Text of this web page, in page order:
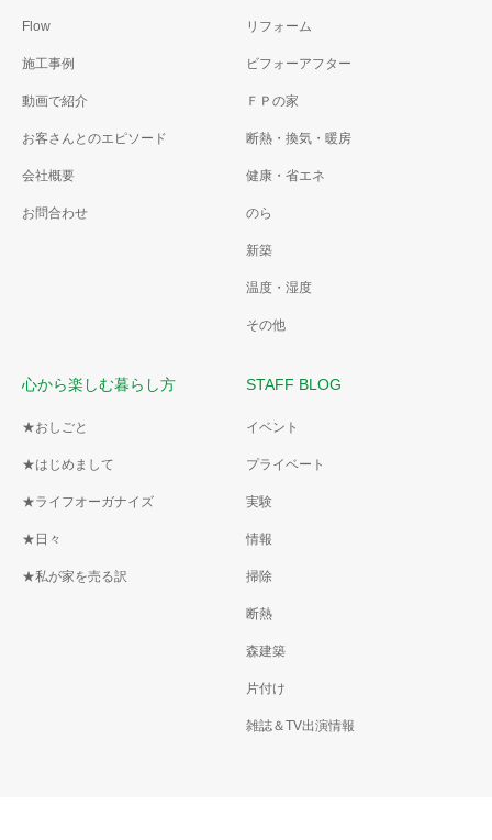
Flow
施工事例
動画で紹介
お客さんとのエピソード
会社概要
お問合わせ
リフォーム
ビフォーアフター
ＦＰの家
断熱・換気・暖房
健康・省エネ
のら
新築
温度・湿度
その他
心から楽しむ暮らし方
★おしごと
★はじめまして
★ライフオーガナイズ
★日々
★私が家を売る訳
STAFF BLOG
イベント
プライベート
実験
情報
掃除
断熱
森建築
片付け
雑誌＆TV出演情報